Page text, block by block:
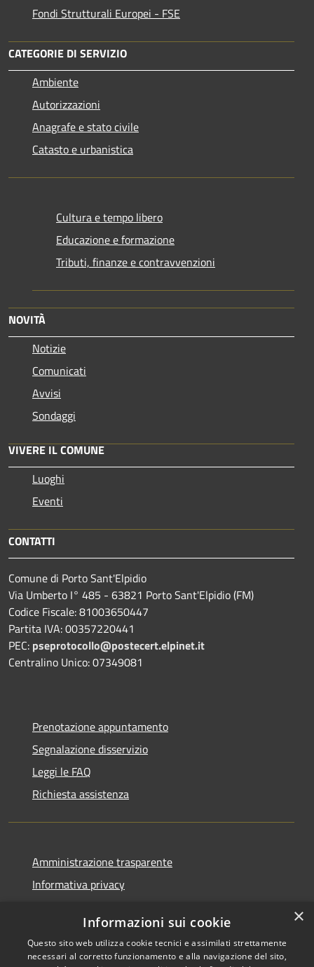
Fondi Strutturali Europei - FSE
CATEGORIE DI SERVIZIO
Ambiente
Autorizzazioni
Anagrafe e stato civile
Catasto e urbanistica
Cultura e tempo libero
Educazione e formazione
Tributi, finanze e contravvenzioni
NOVITÀ
Notizie
Comunicati
Avvisi
Sondaggi
VIVERE IL COMUNE
Luoghi
Eventi
CONTATTI
Comune di Porto Sant'Elpidio
Via Umberto I° 485 - 63821 Porto Sant'Elpidio (FM)
Codice Fiscale: 81003650447
Partita IVA: 00357220441
PEC: pseprotocollo@postecert.elpinet.it
Centralino Unico: 07349081
Prenotazione appuntamento
Segnalazione disservizio
Leggi le FAQ
Richiesta assistenza
Amministrazione trasparente
Informativa privacy
Dichiarazione di accessibilità
Piano di miglioramento
×
Informazioni sui cookie
Questo sito web utilizza cookie tecnici e assimilati strettamente
necessari al corretto funzionamento e alla navigazione del sito,